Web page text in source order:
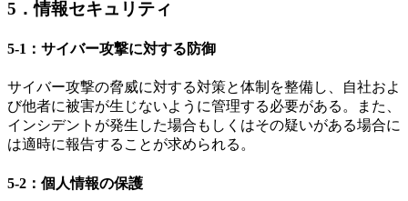
5．情報セキュリティ
5-1：サイバー攻撃に対する防御
サイバー攻撃の脅威に対する対策と体制を整備し、自社およ
び他者に被害が生じないように管理する必要がある。また、
インシデントが発生した場合もしくはその疑いがある場合に
は適時に報告することが求められる。
5-2：個人情報の保護